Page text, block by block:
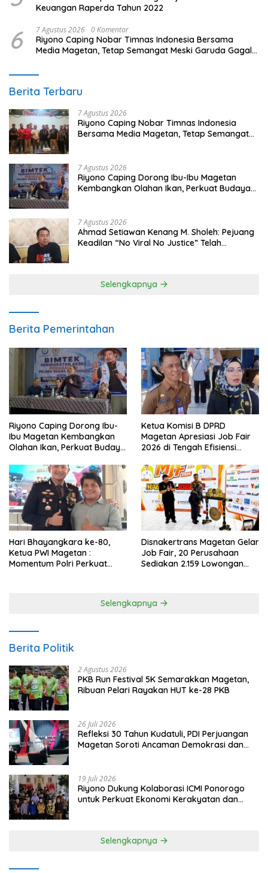
Keuangan Raperda Tahun 2022
6 7 Agustus 2026 0 Komentar
Riyono Caping Nobar Timnas Indonesia Bersama
Media Magetan, Tetap Semangat Meski Garuda Gagal
Berita Terbaru
7 Agustus 2026
Riyono Caping Nobar Timnas Indonesia
Bersama Media Magetan, Tetap Semangat
7 Agustus 2026
Riyono Caping Dorong Ibu-Ibu Magetan
Kembangkan Olahan Ikan, Perkuat Budaya
7 Agustus 2026
Ahmad Setiawan Kenang M. Sholeh: Pejuang
Keadilan “No Viral No Justice” Telah
Selengkapnya
Berita Pemerintahan
Riyono Caping Dorong Ibu-
Ibu Magetan Kembangkan
Olahan Ikan, Perkuat Budaya
Ketua Komisi B DPRD
Magetan Apresiasi Job Fair
2026 di Tengah Efisiensi
Hari Bhayangkara ke-80,
Ketua PWI Magetan :
Momentum Polri Perkuat
Disnakertrans Magetan Gelar
Job Fair, 20 Perusahaan
Sediakan 2.159 Lowongan
Selengkapnya
Berita Politik
2 Agustus 2026
PKB Run Festival 5K Semarakkan Magetan,
Ribuan Pelari Rayakan HUT ke-28 PKB
26 Juli 2026
Refleksi 30 Tahun Kudatuli, PDI Perjuangan
Magetan Soroti Ancaman Demokrasi dan
19 Juli 2026
Riyono Dukung Kolaborasi ICMI Ponorogo
untuk Perkuat Ekonomi Kerakyatan dan
Selengkapnya